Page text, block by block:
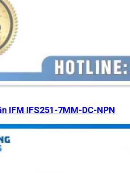
IFM IFS251-7MM-DC-NPN